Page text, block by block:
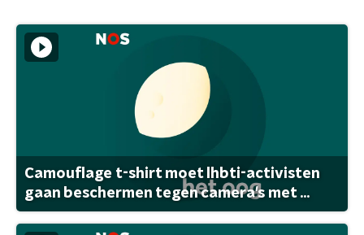
Camouflage t-shirt moet lhbti-activisten
gaan beschermen tegen camera's met ...